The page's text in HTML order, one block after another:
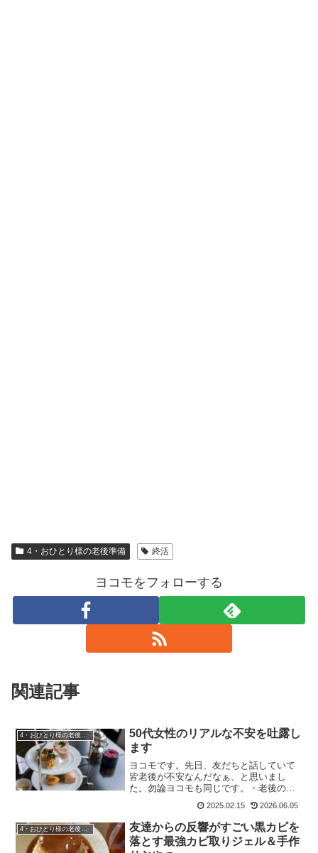
4・おひとり様の老後準備 終活
ヨコモをフォローする
関連記事
4・おひとり様の老後準備
50代女性のリアルな不安を吐露し
ます
ヨコモです。先日、友だちと話していて
皆老後が不安なんだなぁ、と思いまし
た。勿論ヨコモも同じです。・老後のお
の医療費も含め、生活が大丈夫か)・終活
の準備・年金以外での収入源の確保はあ
るか？これにプラスして...
2025.02.15 2026.06.05
友達からの反響がすごい黒カビを
落とす最強カビ取りジェル＆手作